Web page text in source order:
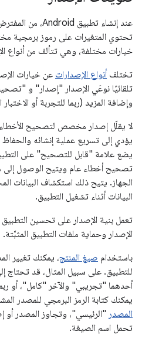
عند إنشاء تطبيق Android، من المفترض أنك تريد إنشاء عدة
تحتوي المتغيرات على رموز برمجية
خيارات مختلفة، وهي تتألف من أنواع
تختلف أنواع الإصدارات
تلقائيًا نوعَي الإصدار "إصدار" و
وإضافة المزيد (ربما للتجربة أو
لا يقلّل إصدار مخصص لتصحيح
يؤدي إلى تسريع عملية إنشائه
يضع علامة "قابل للتصحيح" على
تصحيح أخطاء عام ويتيح الوصول إلى
الجهاز. يتيح ذلك استكشاف البيانات
البيانات أثناء تشغيل التطبيق.
تعمل بنية الإصدار على تحسين
الإصدار وحماية ملفات التطبيق المثبَّتة.
باستخدام صيغ المنتج، يمكنك تغيير
للتطبيق. على سبيل المثال، قد تحتاج
أحدهما "تجريبي" والآخر "كامل"، أو
يمكنك كتابة الرمز البرمجي للمصدر
المصدر "الرئيسي"، وتجاوز المصدر
تحمل اسم الصيغة.